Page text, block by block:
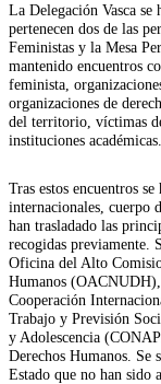
La Delegación Vasca se
pertenecen dos de las
Feministas y la Mesa
mantenido encuentros
feminista,
organizaciones de
del territorio, víctimas
instituciones académicas.
Tras estos encuentros
internacionales, cuerpo
han trasladado las
recogidas previamente.
Oficina del Alto
Humanos (OACNUDH),
Cooperación
Trabajo y Previsión
y Adolescencia
Derechos Humanos. Se
Estado que no han sido